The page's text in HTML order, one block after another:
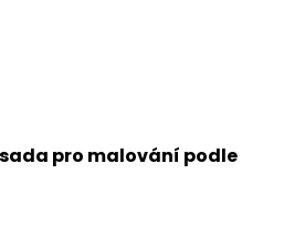
pro malování podle